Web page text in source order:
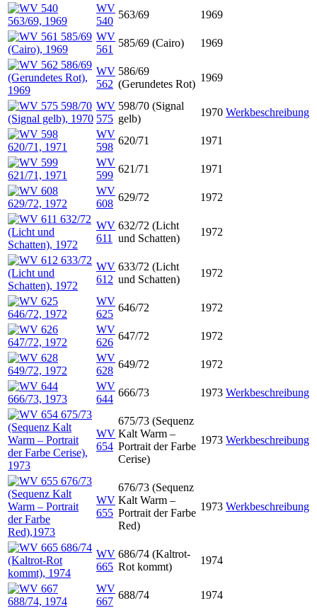
WV
540
563/69
1969
WV
561
585/69 (Cairo) 1969
WV
562
586/69
(Gerundetes Rot)
1969
WV
575
598/70 (Signal
gelb)
1970 Werkbeschreibung
WV
598
620/71
1971
WV
599
621/71
1971
WV
608
629/72 1972
WV
611
632/72 (Licht
und Schatten)
1972
WV
612
633/72 (Licht
und Schatten)
1972
WV
625
646/72
1972
WV
626
647/72
1972
WV
628
649/72
1972
WV
644
666/73 1973 Werkbeschreibung
WV
654
675/73 (Sequenz
Kalt Warm –
Portrait der Farbe
Cerise)
1973 Werkbeschreibung
WV
655
676/73 (Sequenz
Kalt Warm –
Portrait der Farbe
Red)
1973 Werkbeschreibung
WV
665
686/74 (Kaltrot-
Rot kommt)
1974
WV
667
688/74 1974